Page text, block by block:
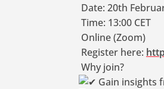
Date: 20th
Time: 13:00 CET
Online (Zoom)
Register here:
Why join?
Gain insights